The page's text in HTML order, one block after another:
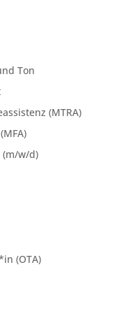
Ton
(MTRA)
(m/w/d)
(OTA)